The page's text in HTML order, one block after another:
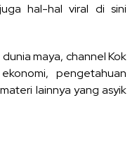
hal-hal viral di sini
maya, channel Kok
pengetahuan
lainnya yang asyik